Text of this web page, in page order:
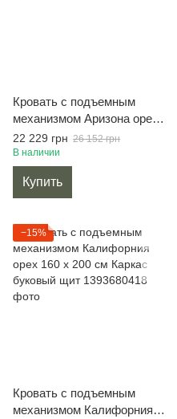
Кровать с подъемным
механизмом Аризона орех
160 х 200 см Каркас
буковый щит
22 229 грн 26 152 грн
В наличии
Купить
−15%
Кровать с подъемным
механизмом Калифорния